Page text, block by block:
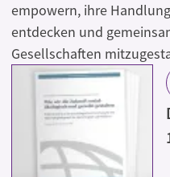
empowern, ihre
entdecken und
Gesellschaften